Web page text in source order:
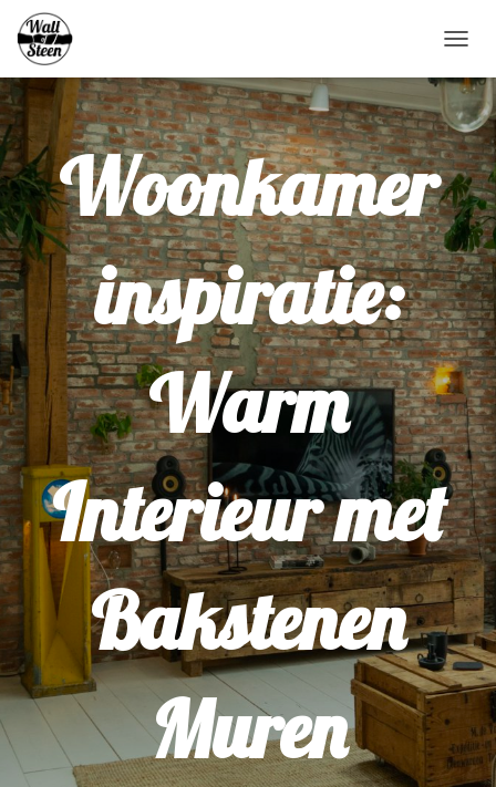
A
V
I
G
A
T
I
E
W
I
S
S
E
L
E
N
Woonkamer
inspiratie:
Warm
Interieur met
Bakstenen
Muren